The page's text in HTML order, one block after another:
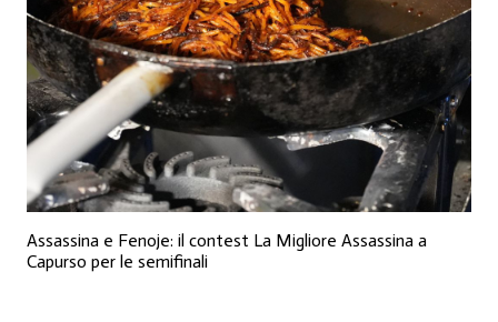
Assassina e Fenoje: il contest La Migliore Assassina a
Capurso per le semifinali